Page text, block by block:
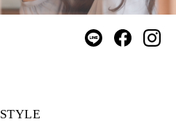
STYLE